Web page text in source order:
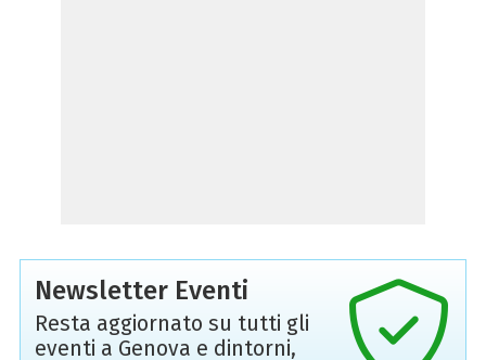
Newsletter Eventi
Resta aggiornato su tutti gli
eventi a Genova e dintorni,